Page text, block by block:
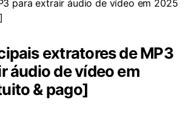
para extrair áudio de vídeo em 2025
extratores de MP3
áudio de vídeo em
& pago]